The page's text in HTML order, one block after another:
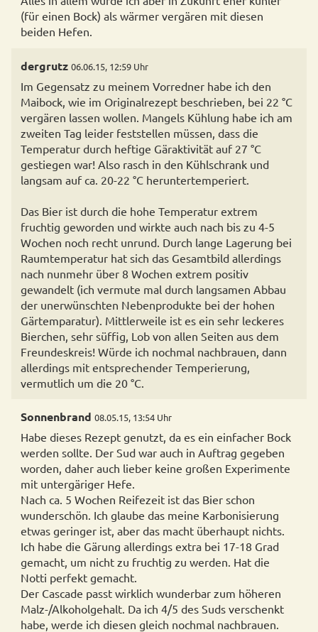
(für einen Bock) als wärmer vergären mit diesen
beiden Hefen.
dergrutz 06.06.15, 12:59 Uhr
Im Gegensatz zu meinem Vorredner habe ich den
Maibock, wie im Originalrezept beschrieben, bei 22 °C
vergären lassen wollen. Mangels Kühlung habe ich am
zweiten Tag leider feststellen müssen, dass die
Temperatur durch heftige Gäraktivität auf 27 °C
gestiegen war! Also rasch in den Kühlschrank und
langsam auf ca. 20-22 °C heruntertemperiert.
Das Bier ist durch die hohe Temperatur extrem
fruchtig geworden und wirkte auch nach bis zu 4-5
Wochen noch recht unrund. Durch lange Lagerung bei
Raumtemperatur hat sich das Gesamtbild allerdings
nach nunmehr über 8 Wochen extrem positiv
gewandelt (ich vermute mal durch langsamen Abbau
der unerwünschten Nebenprodukte bei der hohen
Gärtemparatur). Mittlerweile ist es ein sehr leckeres
Bierchen, sehr süffig, Lob von allen Seiten aus dem
Freundeskreis! Würde ich nochmal nachbrauen, dann
allerdings mit entsprechender Temperierung,
vermutlich um die 20 °C.
Sonnenbrand 08.05.15, 13:54 Uhr
Habe dieses Rezept genutzt, da es ein einfacher Bock
werden sollte. Der Sud war auch in Auftrag gegeben
worden, daher auch lieber keine großen Experimente
mit untergäriger Hefe.
Nach ca. 5 Wochen Reifezeit ist das Bier schon
wunderschön. Ich glaube das meine Karbonisierung
etwas geringer ist, aber das macht überhaupt nichts.
Ich habe die Gärung allerdings extra bei 17-18 Grad
gemacht, um nicht zu fruchtig zu werden. Hat die
Notti perfekt gemacht.
Der Cascade passt wirklich wunderbar zum höheren
Malz-/Alkoholgehalt. Da ich 4/5 des Suds verschenkt
habe, werde ich diesen gleich nochmal nachbrauen.